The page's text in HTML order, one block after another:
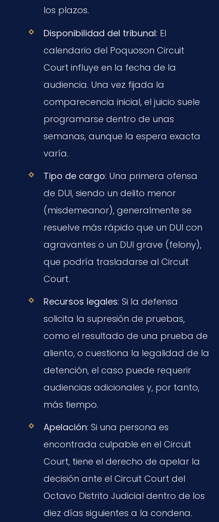
los plazos.
Disponibilidad del tribunal: El
calendario del Poquoson Circuit
Court influye en la fecha de la
audiencia. Una vez fijada la
comparecencia inicial, el juicio suele
programarse dentro de unas
semanas, aunque la espera exacta
varía.
Tipo de cargo: Una primera ofensa
de DUI, siendo un delito menor
(misdemeanor), generalmente se
resuelve más rápido que un DUI con
agravantes o un DUI grave (felony),
que podría trasladarse al Circuit
Court.
Recursos legales: Si la defensa
solicita la supresión de pruebas,
como el resultado de una prueba de
aliento, o cuestiona la legalidad de la
detención, el caso puede requerir
audiencias adicionales y, por tanto,
más tiempo.
Apelación: Si una persona es
encontrada culpable en el Circuit
Court, tiene el derecho de apelar la
decisión ante el Circuit Court del
Octavo Distrito Judicial dentro de los
diez días siguientes a la condena.